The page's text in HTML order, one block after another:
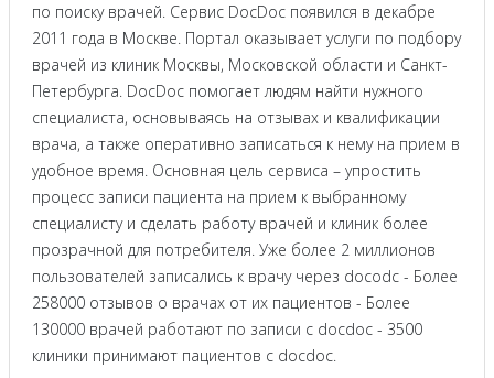
по поиску врачей. Сервис DocDoc появился в декабре
2011 года в Москве. Портал оказывает услуги по подбору
врачей из клиник Москвы, Московской области и Санкт-
Петербурга. DocDoc помогает людям найти нужного
специалиста, основываясь на отзывах и квалификации
врача, а также оперативно записаться к нему на прием в
удобное время. Основная цель сервиса – упростить
процесс записи пациента на прием к выбранному
специалисту и сделать работу врачей и клиник более
прозрачной для потребителя. Уже более 2 миллионов
пользователей записались к врачу через docodc - Более
258000 отзывов о врачах от их пациентов - Более
130000 врачей работают по записи с docdoc - 3500
клиники принимают пациентов с docdoc.